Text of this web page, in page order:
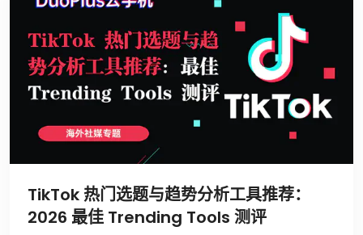
TikTok 热门选题与趋势分析工具推荐：
2026 最佳 Trending Tools 测评